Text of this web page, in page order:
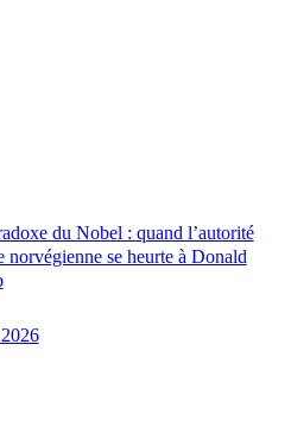
du Nobel : quand l’autorité
norvégienne se heurte à Donald